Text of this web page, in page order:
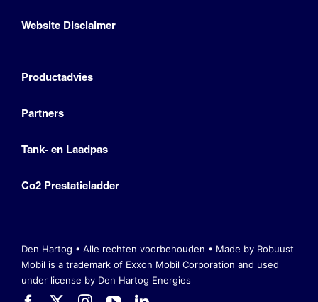
Website Disclaimer
Productadvies
Partners
Tank- en Laadpas
Co2 Prestatieladder
Den Hartog • Alle rechten voorbehouden • Made by Robuust
Mobil is a trademark of Exxon Mobil Corporation and used
under license by Den Hartog Energies